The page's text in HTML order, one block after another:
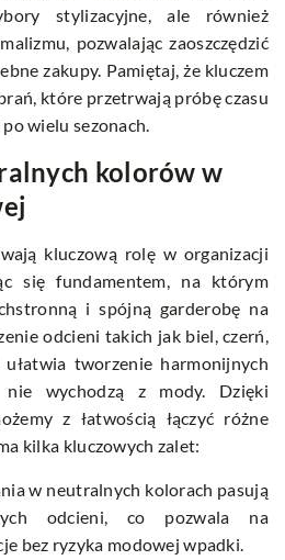
stylizacyjne, ale również
pozwalając zaoszczędzić
zakupy. Pamiętaj, że kluczem
które przetrwają próbę czasu
wielu sezonach.
kolorów w
kluczową rolę w organizacji
się fundamentem, na którym
i spójną garderobę na
odcieni takich jak biel, czerń,
ułatwia tworzenie harmonijnych
wychodzą z mody. Dzięki
z łatwością łączyć różne
kilka kluczowych zalet:
w neutralnych kolorach pasują
odcieni, co pozwala na
bez ryzyka modowej wpadki.